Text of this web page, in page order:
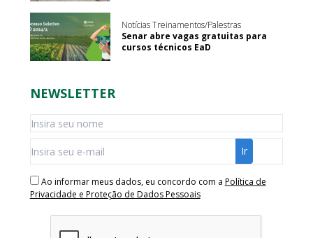
Notícias Treinamentos/Palestras
Senar abre vagas gratuitas para
cursos técnicos EaD
NEWSLETTER
Ao informar meus dados, eu concordo com a Política de
Privacidade e Proteção de Dados Pessoais